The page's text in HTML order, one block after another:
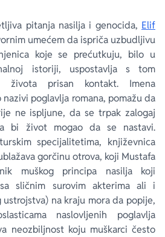
pitanja nasilja i genocida, Elif
umećem da ispriča uzbudljivu
koje se prećutkuju, bilo u
istoriji, uspostavlja s tom
života prisan kontakt. Imena
poglavlja romana, pomažu da
ne ispljune, da se trpak zalogaj
bi život mogao da se nastavi.
specijalitetima, književnica
gorčinu otrova, koji Mustafa
muškog principa nasilja koji
sličnim surovim akterima ali i
na kraju mora da popije,
naslovljenih poglavlja
neozbiljnost koju muškarci često